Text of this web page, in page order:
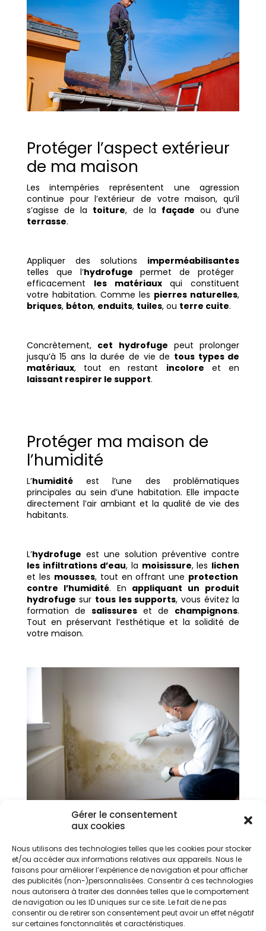
Gérer le consentement
aux cookies
Nous utilisons des technologies telles que les cookies pour stocker
et/ou accéder aux informations relatives aux appareils. Nous le
faisons pour améliorer l’expérience de navigation et pour afficher
des publicités (non-)personnalisées. Consentir à ces technologies
nous autorisera à traiter des données telles que le comportement
de navigation ou les ID uniques sur ce site. Le fait de ne pas
consentir ou de retirer son consentement peut avoir un effet négatif
sur certaines fonctonnalités et caractéristiques.
Protéger l’aspect extérieur
de ma maison
Les intempéries représentent une agression
continue pour l’extérieur de votre maison, qu’il
s’agisse de la toiture, de la façade ou d’une
terrasse.
Appliquer des solutions imperméabilisantes
telles que l’hydrofuge permet de protéger
efficacement les matériauxqui constituent
votre habitation. Comme les pierres naturelles,
briques, béton, enduits, tuiles, ou terre cuite.
Concrètement, cet hydrofuge peut prolonger
jusqu’à 15 ans la durée de vie de tous types de
matériaux, tout en restant incolore et en
laissant respirer le support.
Protéger ma maison de
l’humidité
L’humiditéest l’une des problématiques
principales au sein d’une habitation. Elle impacte
directement l’air ambiant et la qualité de vie des
habitants.
L’hydrofuge est une solution préventive contre
les infiltrations d’eau, la moisissure, les lichen
et les mousses, tout en offrant une protection
contre l’humidité. En appliquant un produit
hydrofuge sur tous les supports, vous évitez la
formation de salissureset de champignons.
Tout en préservant l’esthétique et la solidité de
votre maison.
Quelle est la meilleure
période pour effectuer un
hydrofuge ?
Il est conseillé d’effectuer unhydrofuge